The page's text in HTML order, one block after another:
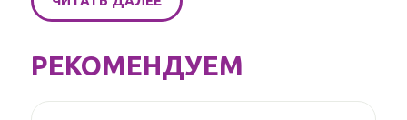
РЕКОМЕНДУЕМ